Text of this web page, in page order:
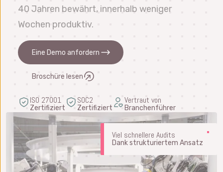
40 Jahren bewährt, innerhalb weniger
Wochen produktiv.
Eine Demo anfordern
Broschüre lesen
ISO 27001
Zertifiziert
SOC2
Zertifiziert
Vertraut von
Branchenführer
Viel schnellere Audits
Dank strukturiertem Ansatz